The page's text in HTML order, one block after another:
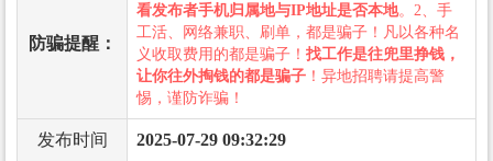
防骗提醒：
看发布者手机归属地与IP地址是否本地。2、手
工活、网络兼职、刷单，都是骗子！凡以各种名
义收取费用的都是骗子！ 找工作是往兜里挣钱，
让你往外掏钱的都是骗子 ！异地招聘请提高警
惕，谨防诈骗！
发布时间 2025-07-29 09:32:29